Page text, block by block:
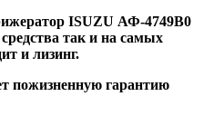
ISUZU АФ-4749В0
так и на самых
и лизинг.
пожизненную гарантию